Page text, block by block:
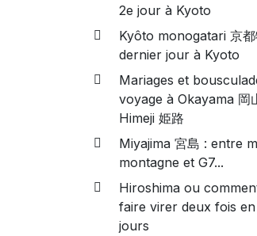
2e jour à Kyoto
Kyôto monogatari 京都
dernier jour à Kyoto
Mariages et
voyage à Okayama 岡
Himeji 姫路
Miyajima 宮島 : entre
montagne et G7...
Hiroshima ou
faire virer deux fois
jours